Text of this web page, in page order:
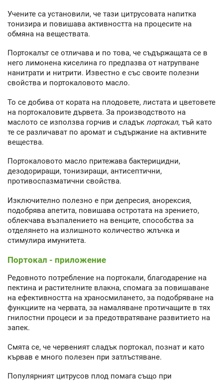
Учените са установили, че тази цитрусовата напитка
тонизира и повишава активността на процесите на
обмяна на веществата.
Портокалът се отличава и по това, че съдържащата се в
него лимонена киселина го предпазва от натрупване
нанитрати и нитрити. Известно е със своите полезни
свойства и портокаловото масло.
То се добива от кората на плодовете, листата и цветовете
на портокаловите дървета. За производството на
маслото се използва горчив и сладък портокал, тъй като
те се различават по аромат и съдържание на активните
вещества.
Портокаловото масло притежава бактерицидни,
дезодориращи, тонизиращи, антисептични,
противоспазматични свойства.
Изключително полезно е при депресия, анорексия,
подобрява апетита, повишава остротата на зрението,
облекчава възпалението на венците, способства за
отделянето на излишното количество жлъчка и
стимулира имунитета.
Портокал - приложение
Редовното потребление на портокали, благодарение на
пектина и растителните влакна, спомага за повишаване
на ефективността на храносмилането, за подобряване на
функциите на червата, за намаляване протичащите в тях
гнилостни процеси и за предотвратяване развитието на
запек.
Смята се, че червеният сладък портокал, познат и като
кървав е много полезен при затлъстяване.
Популярният цитрусов плод помага също при